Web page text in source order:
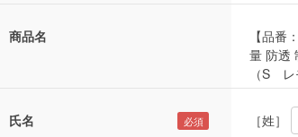
商品名
【品番
量 防透
（S レ
氏名 ［姓］